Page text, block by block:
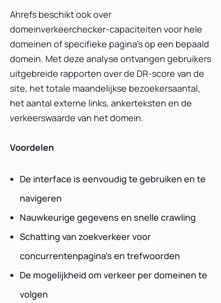
Ahrefs beschikt ook over
domeinverkeerchecker-capaciteiten voor hele
domeinen of specifieke pagina's op een bepaald
domein. Met deze analyse ontvangen gebruikers
uitgebreide rapporten over de DR-score van de
site, het totale maandelijkse bezoekersaantal,
het aantal externe links, ankerteksten en de
verkeerswaarde van het domein.
Voordelen
De interface is eenvoudig te gebruiken en te
navigeren
Nauwkeurige gegevens en snelle crawling
Schatting van zoekverkeer voor
concurrentenpagina's en trefwoorden
De mogelijkheid om verkeer per domeinen te
volgen